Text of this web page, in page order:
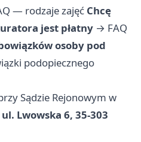
— rodzaje zajęć Chcę
jest płatny → FAQ
osoby pod
podopiecznego
Sądzie Rejonowym w
ul. Lwowska 6, 35-303